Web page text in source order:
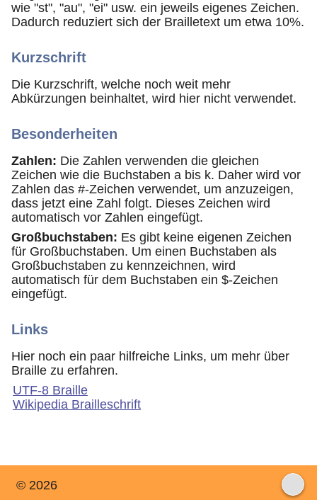
wie "st", "au", "ei" usw. ein jeweils eigenes Zeichen.
Dadurch reduziert sich der Brailletext um etwa 10%.
Kurzschrift
Die Kurzschrift, welche noch weit mehr
Abkürzungen beinhaltet, wird hier nicht verwendet.
Besonderheiten
Zahlen: Die Zahlen verwenden die gleichen
Zeichen wie die Buchstaben a bis k. Daher wird vor
Zahlen das #-Zeichen verwendet, um anzuzeigen,
dass jetzt eine Zahl folgt. Dieses Zeichen wird
automatisch vor Zahlen eingefügt.
Großbuchstaben: Es gibt keine eigenen Zeichen
für Großbuchstaben. Um einen Buchstaben als
Großbuchstaben zu kennzeichnen, wird
automatisch für dem Buchstaben ein $-Zeichen
eingefügt.
Links
Hier noch ein paar hilfreiche Links, um mehr über
Braille zu erfahren.
UTF-8 Braille
Wikipedia Brailleschrift
© 2026